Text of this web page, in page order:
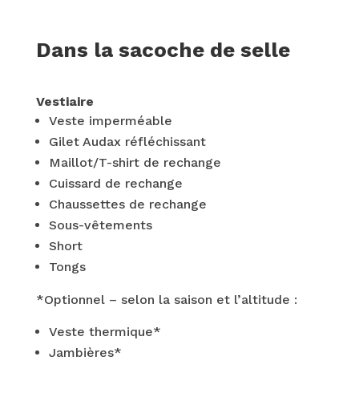
Dans la sacoche de selle
Vestiaire
Veste imperméable
Gilet Audax réfléchissant
Maillot/T-shirt de rechange
Cuissard de rechange
Chaussettes de rechange
Sous-vêtements
Short
Tongs
*Optionnel – selon la saison et l’altitude :
Veste thermique*
Jambières*